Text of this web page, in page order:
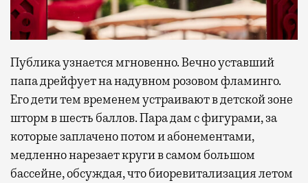
Публика узнается мгновенно. Вечно уставший
папа дрейфует на надувном розовом фламинго.
Его дети тем временем устраивают в детской зоне
шторм в шесть баллов. Пара дам с фигурами, за
которые заплачено потом и абонементами,
медленно нарезает круги в самом большом
бассейне, обсуждая, что биоревитализация летом